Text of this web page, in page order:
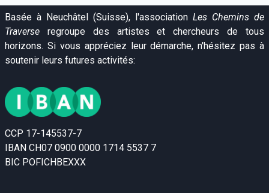
Basée à Neuchâtel (Suisse), l'association Les Chemins de
Traverse regroupe des artistes et chercheurs de tous
horizons. Si vous appréciez leur démarche, n'hésitez pas à
soutenir leurs futures activités:
CCP 17-145537-7
IBAN CH07 0900 0000 1714 5537 7
BIC POFICHBEXXX